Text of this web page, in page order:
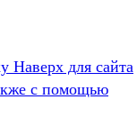
Наверх для сайта
с помощью